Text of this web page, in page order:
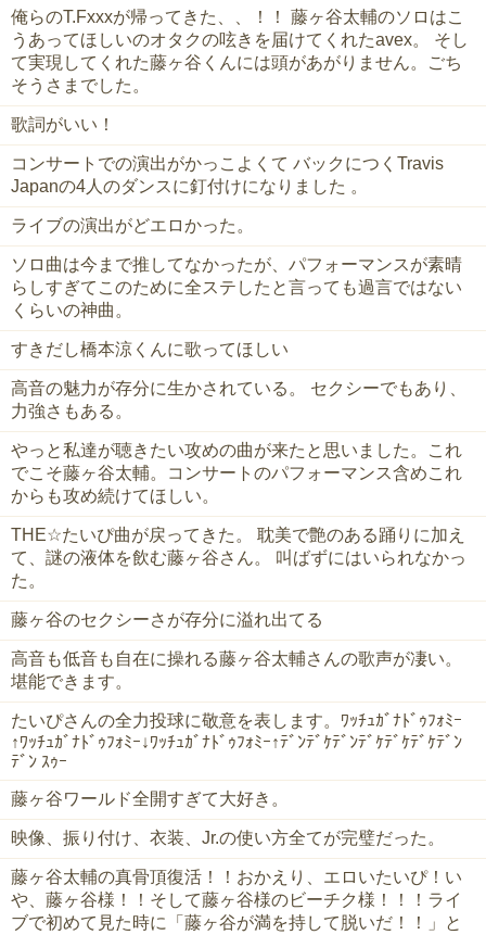
俺らのT.Fxxxが帰ってきた、、！！ 藤ヶ谷太輔のソロはこ
うあってほしいのオタクの呟きを届けてくれたavex。 そし
て実現してくれた藤ヶ谷くんには頭があがりません。ごち
そうさまでした。
歌詞がいい！
コンサートでの演出がかっこよくて バックにつくTravis
Japanの4人のダンスに釘付けになりました 。
ライブの演出がどエロかった。
ソロ曲は今まで推してなかったが、パフォーマンスが素晴
らしすぎてこのために全ステしたと言っても過言ではない
くらいの神曲。
すきだし橋本涼くんに歌ってほしい
高音の魅力が存分に生かされている。 セクシーでもあり、
力強さもある。
やっと私達が聴きたい攻めの曲が来たと思いました。これ
でこそ藤ヶ谷太輔。コンサートのパフォーマンス含めこれ
からも攻め続けてほしい。
THE☆たいぴ曲が戻ってきた。 耽美で艶のある踊りに加え
て、謎の液体を飲む藤ヶ谷さん。 叫ばずにはいられなかっ
た。
藤ヶ谷のセクシーさが存分に溢れ出てる
高音も低音も自在に操れる藤ヶ谷太輔さんの歌声が凄い。
堪能できます。
たいぴさんの全力投球に敬意を表します。ﾜｯﾁｭｶﾞﾅﾄﾞｩﾌｫﾐｰ
↑ﾜｯﾁｭｶﾞﾅﾄﾞｩﾌｫﾐｰ↓ﾜｯﾁｭｶﾞﾅﾄﾞｩﾌｫﾐｰ↑ﾃﾞﾝﾃﾞｹﾃﾞﾝﾃﾞｹﾃﾞｹﾃﾞｹﾃﾞﾝ
ﾃﾞﾝ ｽｩｰ
藤ヶ谷ワールド全開すぎて大好き。
映像、振り付け、衣装、Jr.の使い方全てが完璧だった。
藤ヶ谷太輔の真骨頂復活！！おかえり、エロいたいぴ！い
や、藤ヶ谷様！！そして藤ヶ谷様のビーチク様！！！ライ
ブで初めて見た時に「藤ヶ谷が満を持して脱いだ！！」と